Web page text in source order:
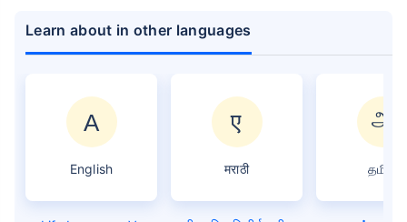
Learn about in other languages
English मराठी தமிழ்